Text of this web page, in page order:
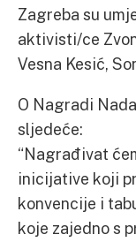
Zagreba su
aktivisti/ce
Vesna Kesić,
O Nagradi
sljedeće:
“Nagrađivat
inicijative koji
konvencije i
koje zajedno s